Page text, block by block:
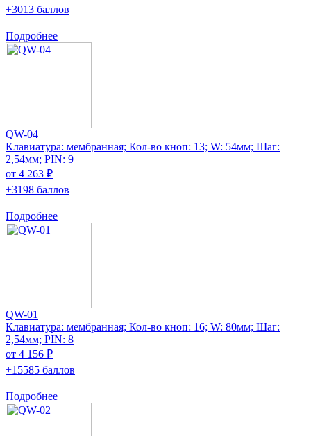
+3013 баллов
Подробнее
QW-04
Клавиатура: мембранная; Кол-во кноп: 13; W: 54мм; Шаг:
2,54мм; PIN: 9
от 4 263 ₽
+3198 баллов
Подробнее
QW-01
Клавиатура: мембранная; Кол-во кноп: 16; W: 80мм; Шаг:
2,54мм; PIN: 8
от 4 156 ₽
+15585 баллов
Подробнее